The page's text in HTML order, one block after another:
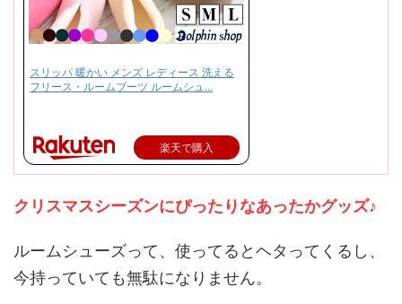
スリッパ 暖かい メンズ レディース 洗える
フリース・ルームブーツ ルームシュ...
楽天で購入
クリスマスシーズンにぴったりなあったかグッズ♪
ルームシューズって、使ってるとヘタってくるし、
今持っていても無駄になりません。